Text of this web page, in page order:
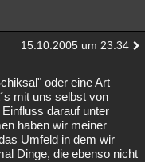
15.10.2005 um 23:34
oder eine Art
mit uns selbst von
darauf unter
haben wir meiner
Umfeld in dem wir
Dinge, die ebenso nicht